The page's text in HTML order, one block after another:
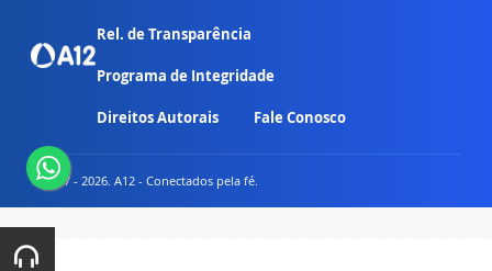
Rel. de Transparência
Programa de Integridade
Direitos Autorais Fale Conosco
© 2007 - 2026. A12 - Conectados pela fé.